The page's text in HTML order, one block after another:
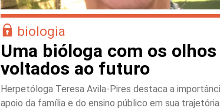
biologia
Uma bióloga com os olhos
voltados ao futuro
Herpetóloga Teresa Avila-Pires destaca a
apoio da família e do ensino público em sua trajetória